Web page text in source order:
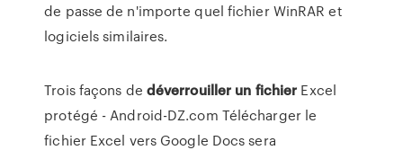
de passe de n'importe quel fichier WinRAR et
logiciels similaires.
Trois façons de déverrouiller un fichier Excel
protégé - Android-DZ.com Télécharger le
fichier Excel vers Google Docs sera